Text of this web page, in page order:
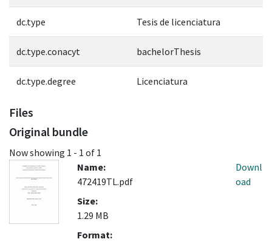
dc.type Tesis de licenciatura
dc.type.conacyt bachelorThesis
dc.type.degree Licenciatura
Files
Original bundle
Now showing 1 - 1 of 1
Name:
472419TL.pdf
Size:
1.29 MB
Format:
Downl
oad